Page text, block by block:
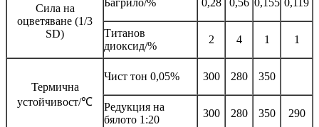
Сила на
оцветяване (1/3
SD)
Багрило/% 0,28 0,56 0,155 0,119
Титанов
диоксид/%
2 4 1 1
Термична
устойчивост/℃
Чист тон 0,05% 300 280 350
Редукция на
бялото 1:20
300 280 350 290